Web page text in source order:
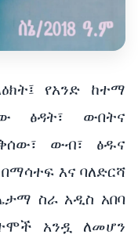
የአንድ ከተማ
ፅዳት፣ ውበትና
ውብ፣ ፅዱና
እና ባለድርሻ
ስራ አዲስ አበባ
አንዷ ለመሆን